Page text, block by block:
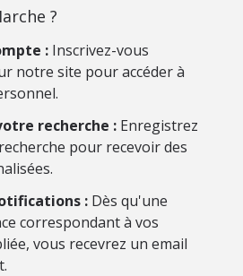
?
: Inscrivez-vous
notre site pour accéder à
recherche : Enregistrez
pour recevoir des
: Dès qu'une
correspondant à vos
vous recevrez un email